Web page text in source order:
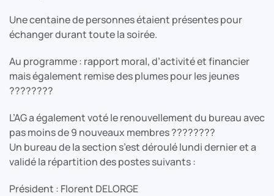
Une centaine de personnes étaient présentes pour
échanger durant toute la soirée.
Au programme : rapport moral, d’activité et financier
mais également remise des plumes pour les jeunes
????????
L’AG a également voté le renouvellement du bureau avec
pas moins de 9 nouveaux membres ????????
Un bureau de la section s’est déroulé lundi dernier et a
validé la répartition des postes suivants :
Président : Florent DELORGE